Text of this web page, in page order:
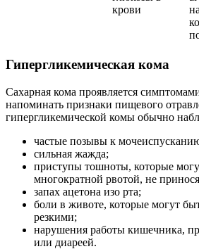
крови
Гипергликемическая кома
Сахарная кома проявляется
напоминать признаки пищевого
гипергликемической комы обычно
частые позывы к
сильная жажда;
приступы тошноты, которые
многократной рвотой, не
запах ацетона изо рта;
боли в животе, которые могут
резкими;
нарушения работы кишечника,
или диареей.